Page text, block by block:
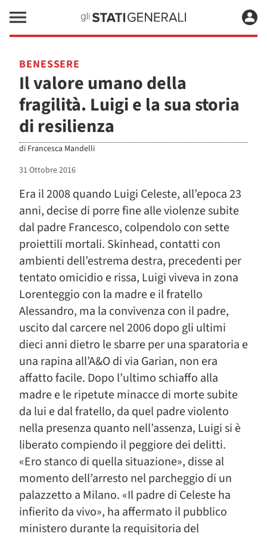
BENESSERE
Il valore umano della
fragilità. Luigi e la sua storia
di resilienza
di Francesca Mandelli
31 Ottobre 2016
Era il 2008 quando Luigi Celeste, all’epoca 23
anni, decise di porre fine alle violenze subite
dal padre Francesco, colpendolo con sette
proiettili mortali. Skinhead, contatti con
ambienti dell’estrema destra, precedenti per
tentato omicidio e rissa, Luigi viveva in zona
Lorenteggio con la madre e il fratello
Alessandro, ma la convivenza con il padre,
uscito dal carcere nel 2006 dopo gli ultimi
dieci anni dietro le sbarre per una sparatoria e
una rapina all’A&O di via Garian, non era
affatto facile. Dopo l’ultimo schiaffo alla
madre e le ripetute minacce di morte subite
da lui e dal fratello, da quel padre violento
nella presenza quanto nell’assenza, Luigi si è
liberato compiendo il peggiore dei delitti.
«Ero stanco di quella situazione», disse al
momento dell’arresto nel parcheggio di un
palazzetto a Milano. «Il padre di Celeste ha
infierito da vivo», ha affermato il pubblico
ministero durante la requisitoria del